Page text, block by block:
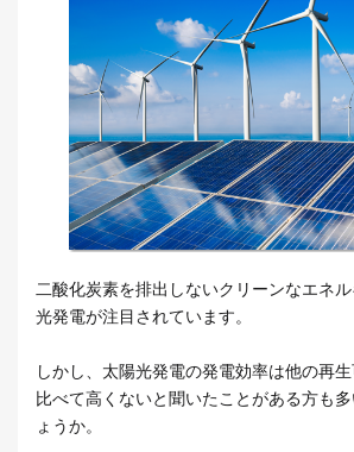
二酸化炭素を排出しないクリーンなエネ
光発電が注目されています。
しかし、太陽光発電の発電効率は他の再
比べて高くないと聞いたことがある方も
ょうか。